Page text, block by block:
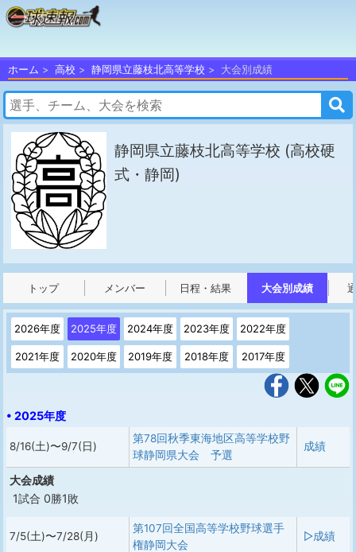
ホーム 高校 静岡県立藤枝北高等学校 大会別成績
静岡県立藤枝北高等学校 (高校硬
式・静岡)
トップ メンバー 日程・結果 大会別成績
2026年度 2025年度 2024年度 2023年度 2022年度
2021年度 2020年度 2019年度 2018年度 2017年度
• 2025年度
8/16(土)〜9/7(日)
第78回秋季東海地区高等学校野
球静岡県大会 予選
成績
大会成績
1試合 0勝1敗
7/5(土)〜7/28(月)
第107回全国高等学校野球選手
権静岡大会
▷成績